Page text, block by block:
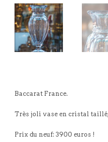
Baccarat France.
Très joli vase en cristal
Prix du neuf: 3900 euros !